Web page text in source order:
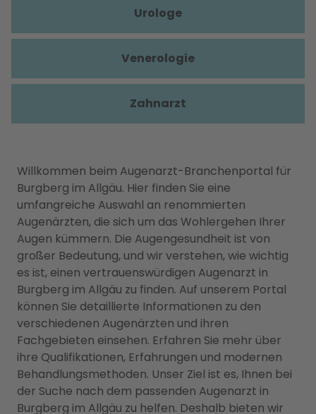
Willkommen beim Augenarzt-Branchenportal für
Burgberg im Allgäu. Hier finden Sie eine
umfangreiche Auswahl an renommierten
Augenärzten, die sich um das Wohlergehen Ihrer
Augen kümmern. Die Augengesundheit ist von
großer Bedeutung, und wir verstehen, wie wichtig
es ist, einen vertrauenswürdigen Augenarzt in
Burgberg im Allgäu zu finden. Auf unserem Portal
können Sie detaillierte Informationen zu den
verschiedenen Augenärzten und ihren
Fachgebieten einsehen. Erfahren Sie mehr über
ihre Qualifikationen, Erfahrungen und modernen
Behandlungsmethoden. Unser Ziel ist es, Ihnen bei
der Suche nach dem passenden Augenarzt in
Burgberg im Allgäu zu helfen. Deshalb bieten wir
Urologe
Venerologie
Zahnarzt